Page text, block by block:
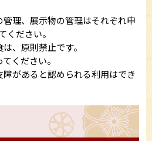
管理、展示物の管理はそれぞれ申
ください。
、原則禁止です。
ください。
障があると認められる利用はでき